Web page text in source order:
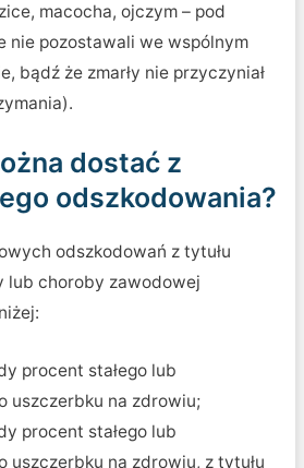
macocha, ojczym – pod
nie pozostawali we wspólnym
bądź że zmarły nie przyczyniał
dostać z
odszkodowania?
odszkodowań z tytułu
lub choroby zawodowej
procent stałego lub
uszczerbku na zdrowiu;
procent stałego lub
uszczerbku na zdrowiu, z tytułu